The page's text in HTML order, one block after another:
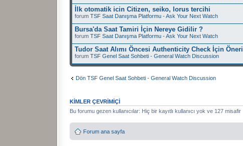
İlk otomatik icin Citizen, seiko, lorus tercihi
forum TSF Saat Danışma Platformu - Ask Your Next Watch
Bursa'da Saat Tamiri İçin Nereye Gidilir ?
forum TSF Saat Danışma Platformu - Ask Your Next Watch
Tudor Saat Alımı Öncesi Authenticity Check İçin Öneri
forum TSF Genel Saat Sohbeti - General Watch Discussion
Dön TSF Genel Saat Sohbeti - General Watch Discussion
KIMLER ÇEVRIMIÇI
Bu forumu gezen kullanıcılar: Hiç bir kayıtlı kullanıcı yok ve 127 misafir
Forum ana sayfa